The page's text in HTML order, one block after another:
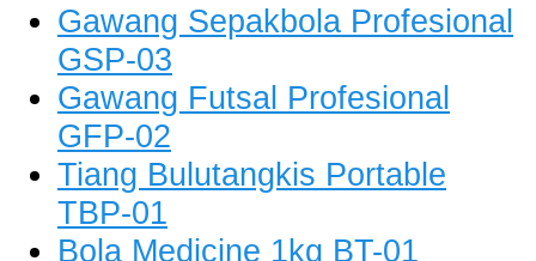
Gawang Sepakbola Profesional
GSP-03
Gawang Futsal Profesional
GFP-02
Tiang Bulutangkis Portable
TBP-01
Bola Medicine 1kg BT-01